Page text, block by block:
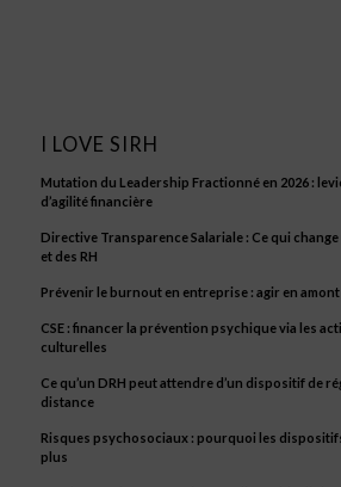
I LOVE SIRH
Mutation du Leadership Fractionné en 2026 :
d’agilité financière
Directive Transparence Salariale : Ce qui
et des RH
Prévenir le burnout en entreprise : agir en
CSE : financer la prévention psychique via les
culturelles
Ce qu’un DRH peut attendre d’un dispositif de
distance
Risques psychosociaux : pourquoi les
plus